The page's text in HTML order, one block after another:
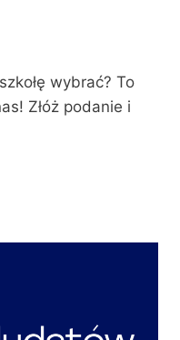
wybrać? To
Złóż podanie i